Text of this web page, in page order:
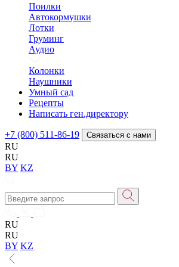
Поилки
Автокормушки
Лотки
Груминг
Аудио
Колонки
Наушники
Умный сад
Рецепты
Написать ген.директору
+7 (800) 511-86-19 Связаться с нами
RU
RU
BY KZ
RU
RU
BY KZ